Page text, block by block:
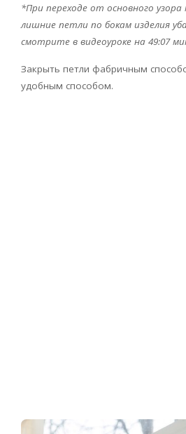
*При переходе от основного узора
лишние петли по бокам изделия
смотрите в видеоуроке на 49:07
Закрыть петли фабричным
удобным способом.